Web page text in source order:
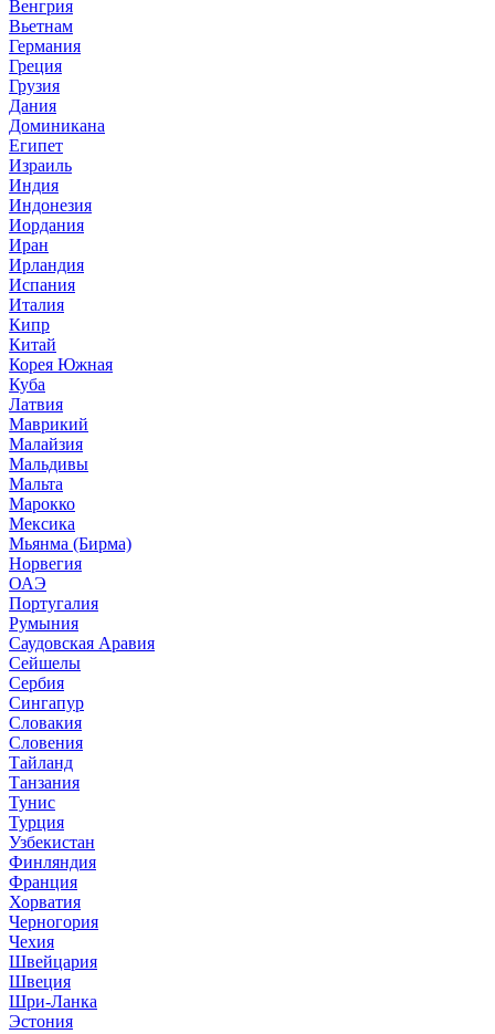
Венгрия
Вьетнам
Германия
Греция
Грузия
Дания
Доминикана
Египет
Израиль
Индия
Индонезия
Иордания
Иран
Ирландия
Испания
Италия
Кипр
Китай
Корея Южная
Куба
Латвия
Маврикий
Малайзия
Мальдивы
Мальта
Марокко
Мексика
Мьянма (Бирма)
Норвегия
ОАЭ
Португалия
Румыния
Саудовская Аравия
Сейшелы
Сербия
Сингапур
Словакия
Словения
Тайланд
Танзания
Тунис
Турция
Узбекистан
Финляндия
Франция
Хорватия
Черногория
Чехия
Швейцария
Швеция
Шри-Ланка
Эстония